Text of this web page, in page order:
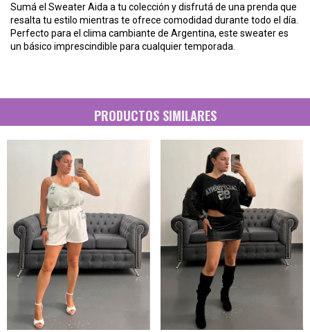
Sumá el Sweater Aida a tu colección y disfrutá de una prenda que
resalta tu estilo mientras te ofrece comodidad durante todo el día.
Perfecto para el clima cambiante de Argentina, este sweater es
un básico imprescindible para cualquier temporada.
PRODUCTOS SIMILARES